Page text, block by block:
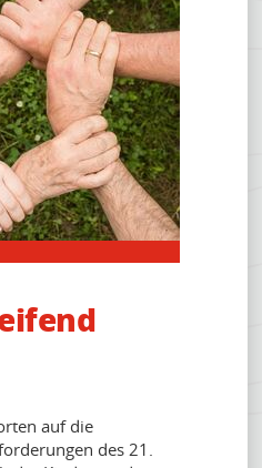
auf die
des 21.